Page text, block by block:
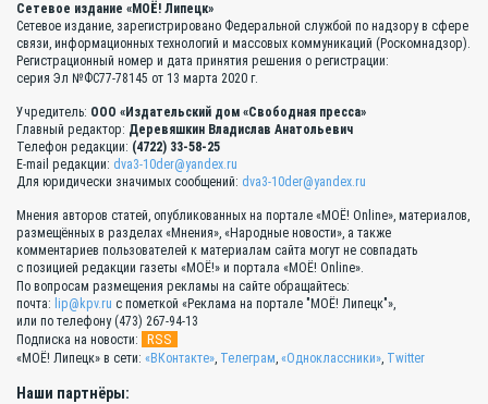
Сетевое издание «МОЁ! Липецк»
Сетевое издание, зарегистрировано Федеральной службой по надзору в сфере
связи, информационных технологий и массовых коммуникаций (Роскомнадзор).
Регистрационный номер и дата принятия решения о регистрации:
серия Эл №ФС77-78145 от 13 марта 2020 г.
Учредитель: ООО «Издательский дом «Свободная пресса»
Главный редактор: Деревяшкин Владислав Анатольевич
Телефон редакции: (4722) 33-58-25
E-mail редакции: dva3-10der@yandex.ru
Для юридически значимых сообщений: dva3-10der@yandex.ru
Мнения авторов статей, опубликованных на портале «МОЁ! Online», материалов,
размещённых в разделах «Мнения», «Народные новости», а также
комментариев пользователей к материалам сайта могут не совпадать
с позицией редакции газеты «МОЁ!» и портала «МОЁ! Online».
По вопросам размещения рекламы на сайте обращайтесь:
почта: lip@kpv.ru с пометкой «Реклама на портале "МОЁ! Липецк"»,
или по телефону (473) 267-94-13
Подписка на новости:
RSS
«МОЁ! Липецк» в сети: «ВКонтакте», Телеграм, «Одноклассники», Twitter
Наши партнёры: